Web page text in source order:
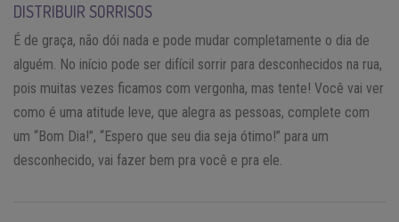
DISTRIBUIR SORRISOS
É de graça, não dói nada e pode mudar completamente o dia de
alguém. No início pode ser difícil sorrir para desconhecidos na rua,
pois muitas vezes ficamos com vergonha, mas tente! Você vai ver
como é uma atitude leve, que alegra as pessoas, complete com
um “Bom Dia!”, “Espero que seu dia seja ótimo!” para um
desconhecido, vai fazer bem pra você e pra ele.